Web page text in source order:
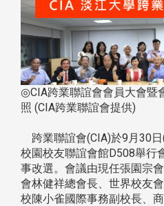
◎CIA跨業聯誼會會員大會暨
照 (CIA跨業聯誼會提供)
跨業聯誼會(CIA)於9月30
校園校友聯誼會館D508舉行
事改選。會議由現任張園宗
會林健祥總會長、世界校友
校陳小雀國際事務副校長、